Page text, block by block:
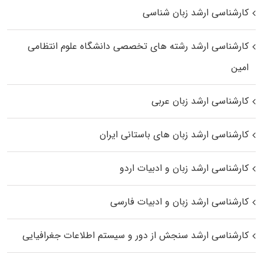
کارشناسی ارشد زبان شناسی
کارشناسی ارشد رﺷﺘﻪ ﻫﺎی تخصصی داﻧﺸﮕﺎه ﻋﻠﻮم انتظامی
اﻣﻴﻦ
کارشناسی ارشد زبان عربی
کارشناسی ارشد زبان‌ های باستانی ایران
کارشناسی ارشد زبان و ادبیات اردو
کارشناسی ارشد زبان و ادبیات فارسی
کارشناسی ارشد سنجش از دور و سیستم اطلاعات جغرافیایی